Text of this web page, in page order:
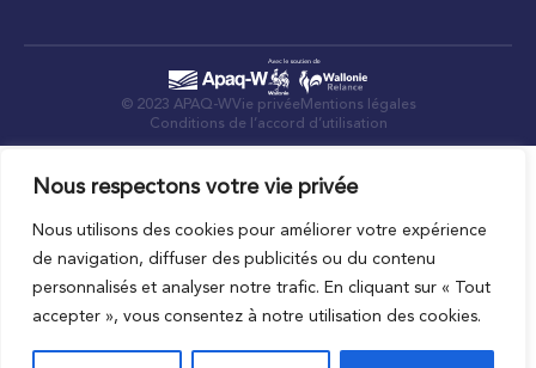
Nous respectons votre vie privée
Nous utilisons des cookies pour améliorer votre expérience
de navigation, diffuser des publicités ou du contenu
personnalisés et analyser notre trafic. En cliquant sur « Tout
accepter », vous consentez à notre utilisation des cookies.
© 2023 APAQ-WVie privée Mentions légales
Conditions de l’accord d’utilisation